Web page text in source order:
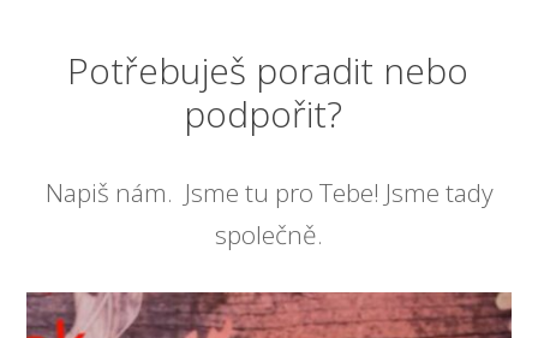
Potřebuješ poradit nebo
podpořit?
Napiš nám. Jsme tu pro Tebe! Jsme tady
společně.